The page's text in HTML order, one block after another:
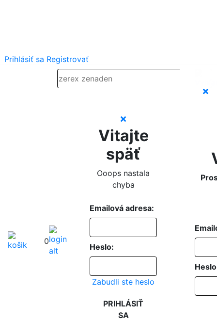
Prihlásiť sa Registrovať
0
Vitajte
späť
Ooops nastala
chyba
Emailová adresa:
Heslo:
Zabudli ste heslo
PRIHLÁSIŤ
SA